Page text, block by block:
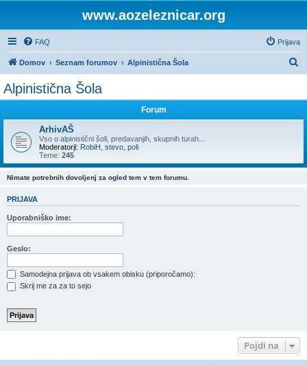
www.aozeleznicar.org
FAQ Prijava
Domov Seznam forumov Alpinistična Šola
Alpinistična Šola
Forum
ArhivAŠ
Vso o alpinistični šoli, predavanjih, skupnih turah...
Moderatorji: RobiH stevo poli
Teme: 245
Nimate potrebnih dovoljenj za ogled tem v tem forumu.
PRIJAVA
Uporabniško ime:
Geslo:
Samodejna prijava ob vsakem obisku (priporočamo):
Skrij me za za to sejo
Pojdi na